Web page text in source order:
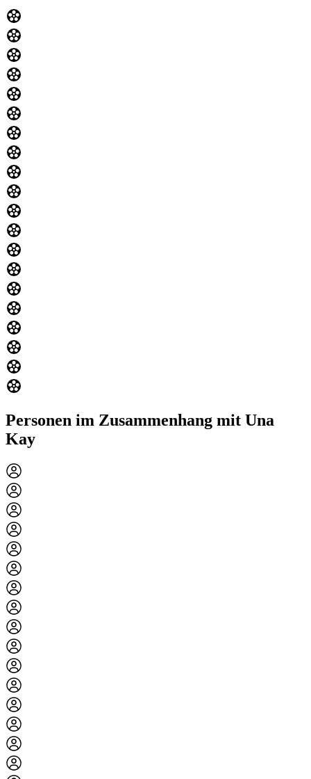
Personen im Zusammenhang mit Una
Kay